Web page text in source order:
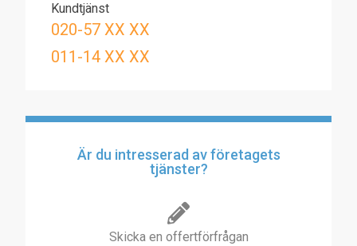
Kundtjänst
020-57 XX XX
011-14 XX XX
Är du intresserad av företagets
tjänster?
Skicka en offertförfrågan